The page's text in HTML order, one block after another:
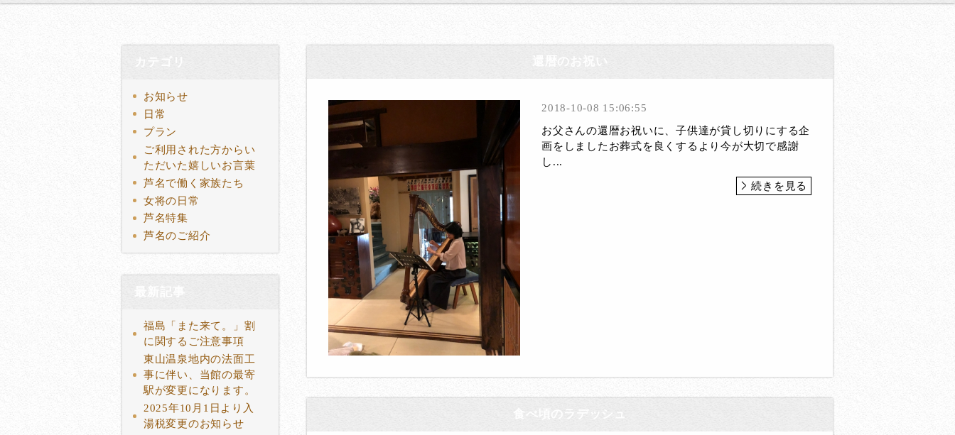
カテゴリ
お知らせ
日常
プラン
ご利用された方からい
ただいた嬉しいお言葉
芦名で働く家族たち
女将の日常
芦名特集
芦名のご紹介
最新記事
福島「また来て。」割
に関するご注意事項
東山温泉地内の法面工
事に伴い、当館の最寄
駅が変更になります。
2025年10月1日より入
湯税変更のお知らせ
還暦のお祝い
2018-10-08 15:06:55
お父さんの還暦お祝いに、子供達が貸し切りにする企
画をしましたお葬式を良くするより今が大切で感謝
し...
続きを見る
食べ頃のラデッシュ